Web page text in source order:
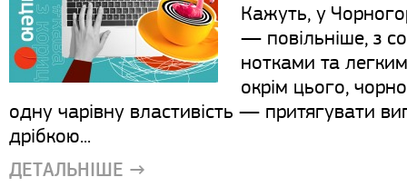
Кажуть, у
— повільніше, з
нотками та
окрім цього,
одну чарівну властивість — притягувати
дрібкою...
ДЕТАЛЬНІШЕ →